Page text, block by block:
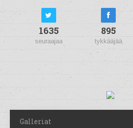
1635
seuraajaa
895
tykkääjää
Galleriat